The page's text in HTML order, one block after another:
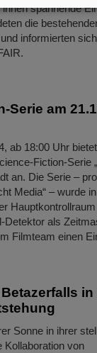
spannende
die
informierten
Serie am
ab 18:00 Uhr
Fiction-Serie
an. Die Serie –
Media“ – wurde
als
Filmteam einen
Sonne in ihrer
Kollaboration von